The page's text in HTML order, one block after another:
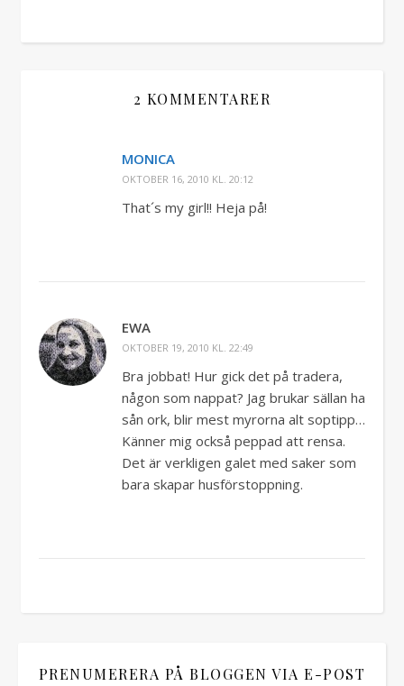
2 KOMMENTARER
MONICA
OKTOBER 16, 2010 KL. 20:12
That´s my girl!! Heja på!
EWA
OKTOBER 19, 2010 KL. 22:49
Bra jobbat! Hur gick det på tradera,
någon som nappat? Jag brukar sällan ha
sån ork, blir mest myrorna alt soptipp…
Känner mig också peppad att rensa.
Det är verkligen galet med saker som
bara skapar husförstoppning.
PRENUMERERA PÅ BLOGGEN VIA E-POST